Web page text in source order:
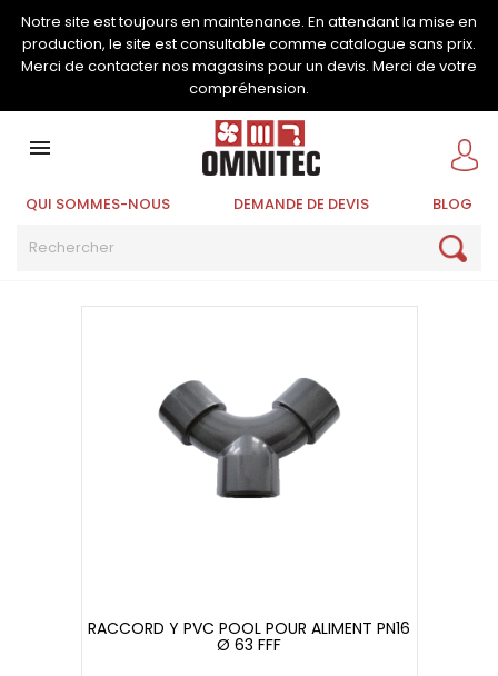
Notre site est toujours en maintenance. En attendant la mise en
production, le site est consultable comme catalogue sans prix.
Merci de contacter nos magasins pour un devis. Merci de votre
compréhension.

QUI SOMMES-NOUS DEMANDE DE DEVIS BLOG
RACCORD Y PVC POOL POUR ALIMENT PN16
Ø 63 FFF